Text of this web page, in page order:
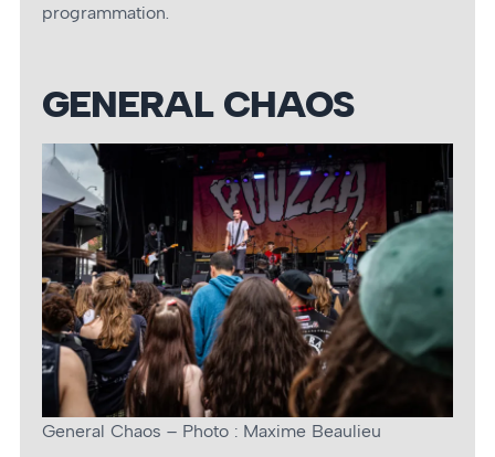
programmation.
GENERAL CHAOS
General Chaos – Photo : Maxime Beaulieu